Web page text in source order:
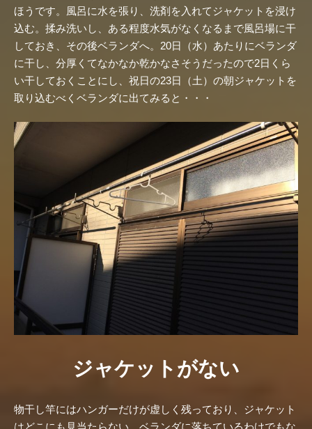
ほうです。風呂に水を張り、洗剤を入れてジャケットを浸け
込む。揉み洗いし、ある程度水気がなくなるまで風呂場に干
しておき、その後ベランダへ。20日（水）あたりにベランダ
に干し、分厚くてなかなか乾かなさそうだったので2日くら
い干しておくことにし、祝日の23日（土）の朝ジャケットを
取り込むべくベランダに出てみると・・・
ジャケットがない
物干し竿にはハンガーだけが虚しく残っており、ジャケット
はどこにも見当たらない。ベランダに落ちているわけでもな